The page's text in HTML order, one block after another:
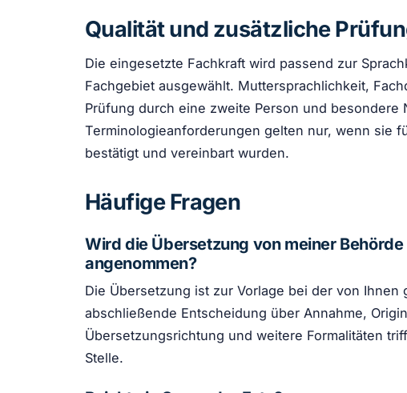
Qualität und zusätzliche
Die eingesetzte Fachkraft wird passend zur
Fachgebiet ausgewählt. Muttersprachlichkeit,
Prüfung durch eine zweite Person und besondere
Terminologieanforderungen gelten nur, wenn sie
bestätigt und vereinbart wurden.
Häufige Fragen
Wird die Übersetzung von meiner
angenommen?
Die Übersetzung ist zur Vorlage bei der von Ihnen
abschließende Entscheidung über Annahme,
Übersetzungsrichtung und weitere Formalitäten
Stelle.